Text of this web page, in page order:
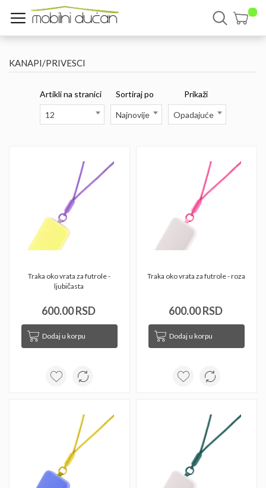
KANAPI/PRIVESCI
Artikli na stranici
12
Sortiraj po
Najnovije
Prikaži
Opadajuće
Traka oko vrata za futrole -
ljubičasta
600.00 RSD
Dodaj u korpu
Traka oko vrata za futrole - roza
600.00 RSD
Dodaj u korpu